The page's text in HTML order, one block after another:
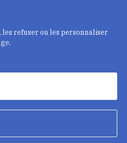
Aubervilliers
du patrimoine, 2023
les refuser ou les personnaliser